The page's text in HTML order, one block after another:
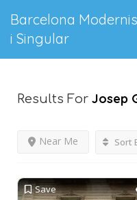
Barcelona
i Singular
Results For Josep
Near Me Sort
Save